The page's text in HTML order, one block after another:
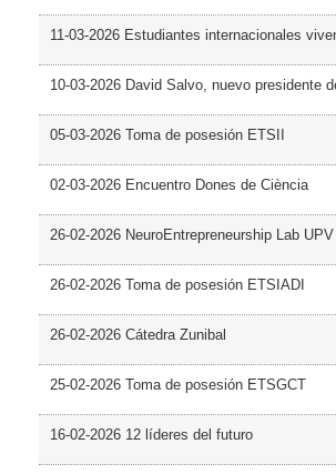
11-03-2026 Estudiantes internacionales
10-03-2026 David Salvo, nuevo presidente
05-03-2026 Toma de posesión ETSII
02-03-2026 Encuentro Dones de Ciència
26-02-2026 NeuroEntrepreneurship Lab UPV
26-02-2026 Toma de posesión ETSIADI
26-02-2026 Cátedra Zunibal
25-02-2026 Toma de posesión ETSGCT
16-02-2026 12 líderes del futuro